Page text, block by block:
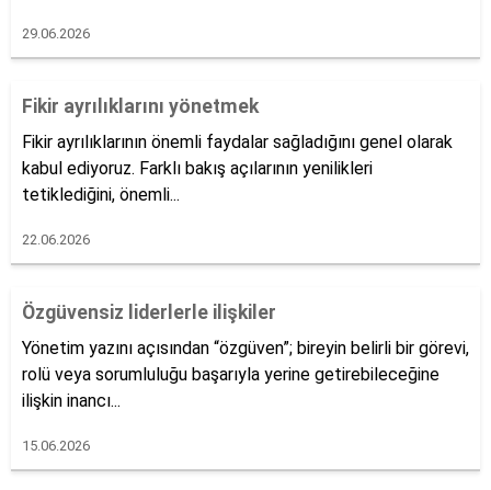
29.06.2026
Fikir ayrılıklarını yönetmek
Fikir ayrılıklarının önemli faydalar sağladığını genel olarak
kabul ediyoruz. Farklı bakış açılarının yenilikleri
tetiklediğini, önemli...
22.06.2026
Özgüvensiz liderlerle ilişkiler
Yönetim yazını açısından “özgüven”; bireyin belirli bir görevi,
rolü veya sorumluluğu başarıyla yerine getirebileceğine
ilişkin inancı...
15.06.2026